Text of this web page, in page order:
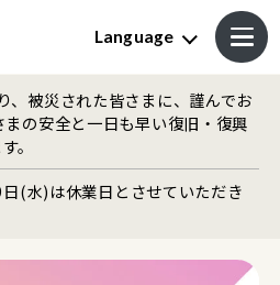
Language
、被災された皆さまに、謹んでお
の安全と一日も早い復旧・復興
。
日(水)は休業日とさせていただき